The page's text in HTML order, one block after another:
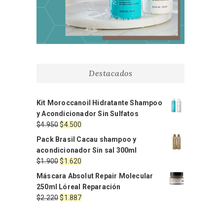
Destacados
Kit Moroccanoil Hidratante Shampoo
y Acondicionador Sin Sulfatos
$4.950El
precio
original
era:
$4.950.
$4.500
actual
es:
$4.500.
Pack Brasil Cacau shampoo y
acondicionador Sin sal 300ml
$1.900El
precio
original
era:
$1.900.
$1.620
precio
actual
es:
$1.620.
Máscara Absolut Repair Molecular
250ml Lóreal Reparación
$2.220El
$1.887El